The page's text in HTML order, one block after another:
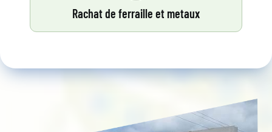
Rachat de ferraille et metaux